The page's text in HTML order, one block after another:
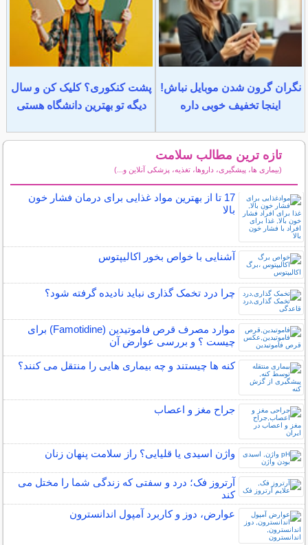
نگران گرون شدن موبایل نباش!
اینجا تخفیف خوبی داره
پشت کنکوری؟ کلیک کن و سال
دیگه تو بهترین دانشگاه هستی
تازه ترین مطالب سلامت
(بیماری ها، پیشگیری، داروها، تغذیه، پزشکی آنلاین و...)
17 تا از بهترین مواد غذایی برای درمان فشار خون
بالا
آشنایی با خواص بخور اکالیپتوس
چرا درد تخمک گذاری نباید نادیده گرفته شود؟
موارد مصرف قرص فاموتیدین (Famotidine) برای
چیست ؟ و بررسی عوارض آن
کنه ها چیستند و چه بیماری هایی را منتقل می کنند؟
جراح مغز و اعصاب
واژن اسیدی یا قلیایی؟ راز سلامت پنهان زنان
آرتروز فک؛ درد و سفتی که زندگی شما را مختل می
کند
عوارض، دوز و کاربرد آمپول اندانسترون